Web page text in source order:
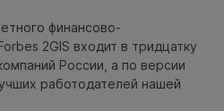
финансово-
2GIS входит в тридцатку
России, а по версии
работодателей нашей